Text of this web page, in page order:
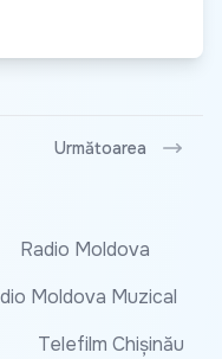
Următoarea
Radio Moldova
Moldova Muzical
Telefilm Chișinău